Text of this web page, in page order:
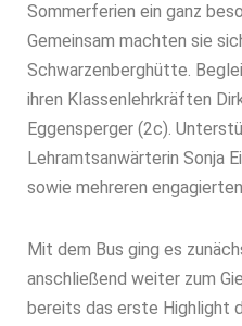
Sommerferien ein ganz
Gemeinsam machten sie
Schwarzenberghütte.
ihren Klassenlehrkräften
Eggensperger (2c).
Lehramtsanwärterin Sonja
sowie mehreren
Mit dem Bus ging es
anschließend weiter zum
bereits das erste Highlight